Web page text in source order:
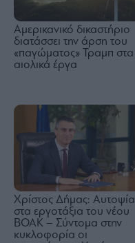
Αμερικανικό δικαστήριο
διατάσσει την άρση του
«παγώματος» Τραμπ στα
αιολικά έργα
Χρίστος Δήμας: Αυτοψία
στα εργοτάξια του νέου
ΒΟΑΚ – Σύντομα στην
κυκλοφορία οι